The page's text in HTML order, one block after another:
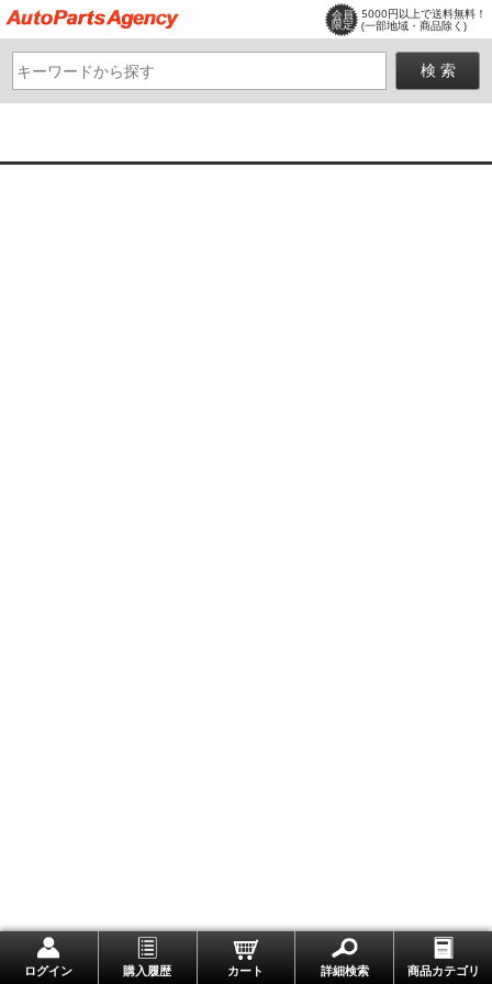
会員
限定
5000円以上で送料無料！
(一部地域・商品除く)
ログイン 購入履歴 カート 詳細検索 商品カテゴリ